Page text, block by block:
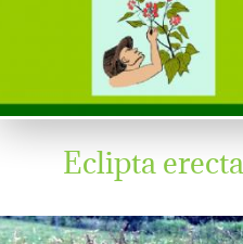
Eclipta erecta